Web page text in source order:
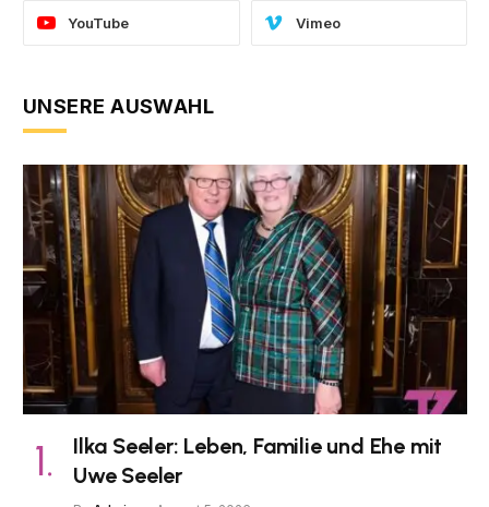
YouTube Vimeo
UNSERE AUSWAHL
Ilka Seeler: Leben, Familie und Ehe mit
Uwe Seeler